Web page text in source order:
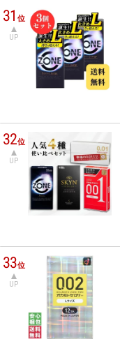
31位
UP
32位
UP
33位
UP